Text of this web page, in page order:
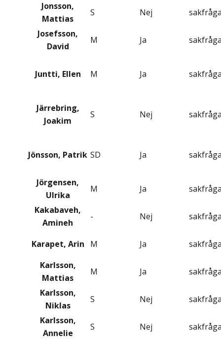
Jonsson,
Mattias
S Nej
Josefsson,
David
M Ja
Juntti, Ellen M Ja
Järrebring,
Joakim
S Nej
Jönsson, Patrik SD Ja
Jörgensen,
Ulrika
M Ja
Kakabaveh,
Amineh
- Nej
Karapet, Arin M Ja
Karlsson,
Mattias
M Ja
Karlsson,
Niklas
S Nej
Karlsson,
Annelie
S Nej